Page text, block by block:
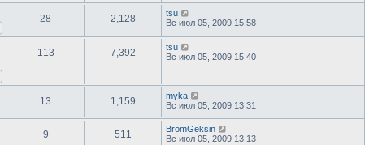
28 2,128
tsu
Вс июл 05, 2009 15:58
113 7,392
tsu
Вс июл 05, 2009 15:40
13 1,159
myka
Вс июл 05, 2009 13:31
9 511
BromGeksin
Вс июл 05, 2009 13:13